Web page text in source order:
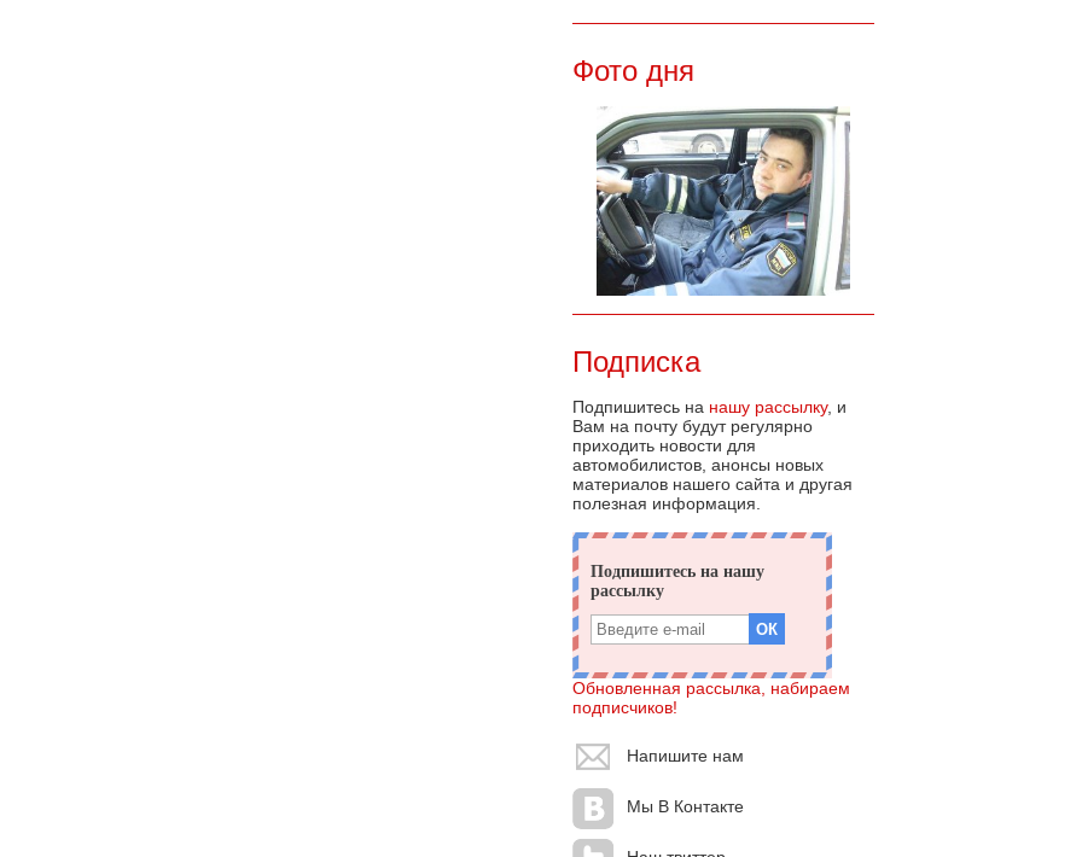
Фото дня
Подписка
Подпишитесь на нашу рассылку, и
Вам на почту будут регулярно
приходить новости для
автомобилистов, анонсы новых
материалов нашего сайта и другая
полезная информация.
Обновленная рассылка, набираем
подписчиков!
Напишите нам
Мы В Контакте